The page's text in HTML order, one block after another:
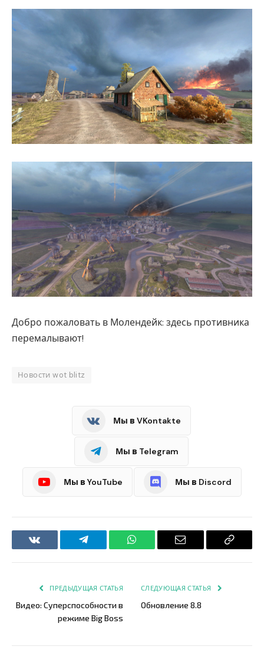
Добро пожаловать в Молендейк: здесь противника
перемалывают!
Новости wot blitz
Мы в VKontakte
Мы в Telegram
Мы в YouTube Мы в Discord
VKontakteTelegram WhatsApp Email
Copy
ПРЕДЫДУЩАЯ СТАТЬЯ
Видео: Суперспособности в
режиме Big Boss
СЛЕДУЮЩАЯ СТАТЬЯ
Обновление 8.8